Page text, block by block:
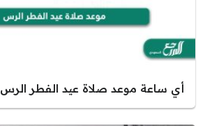
أي ساعة موعد صلاة عيد الفطر الرس 2026 – 1447